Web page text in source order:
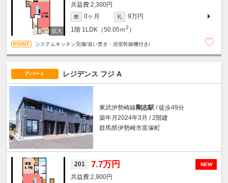
2,300円
敷 0ヶ月 礼
9万円
1階 1LDK（50.05ｍ2 ）
システムキッチン完備/追い焚き・浴室乾燥機付き/
アパート レジデンス フジ A
東武伊勢崎線 剛志駅 / 徒歩49分
築年月2024年3月 / 2階建
群馬県伊勢崎市富塚町
NEW
201 7.7万円
2,900円